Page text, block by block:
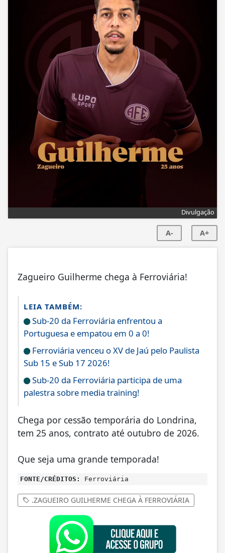
Divulgação
A- A+
Zagueiro Guilherme chega à Ferroviária!
LEIA TAMBÉM:
Sub-20 da Ferroviária enfrentou a
Portuguesa e empatou em 0 a 0!
Ferroviária venceu o XV de Jaú pelo Paulista
Sub 15 e Sub 17 2026!
Sub-20 da Ferroviária participa de uma
palestra sobre media training!
Chega por cessão temporária do Londrina,
tem 25 anos, contrato até outubro de 2026.
Que seja uma grande temporada!
FONTE/CRÉDITOS: Ferroviária
.ZAGUEIRO GUILHERME CHEGA À FERROVIÁRIA